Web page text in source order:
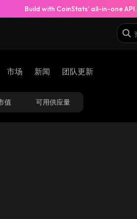
Build with CoinStats’ all-in-one API.
市场 新闻 团队更新
值 可用供应量